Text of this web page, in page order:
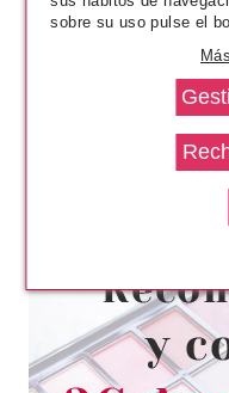
sobre su uso pulse el